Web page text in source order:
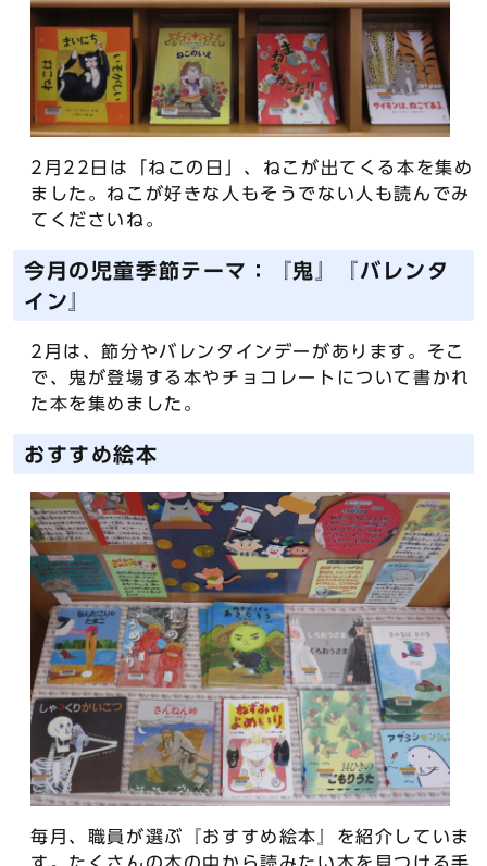
2月22日は「ねこの日」、ねこが出てくる本を集め
ました。ねこが好きな人もそうでない人も読んでみ
てくださいね。
今月の児童季節テーマ：『鬼』『バレンタ
イン』
2月は、節分やバレンタインデーがあります。そこ
で、鬼が登場する本やチョコレートについて書かれ
た本を集めました。
おすすめ絵本
毎月、職員が選ぶ『おすすめ絵本』を紹介していま